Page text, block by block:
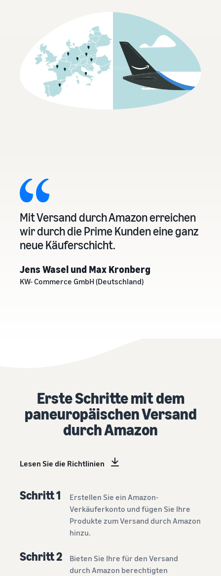
Mit Versand durch Amazon erreichen
wir durch die Prime Kunden eine ganz
neue Käuferschicht.
Jens Wasel und Max Kronberg
KW- Commerce GmbH (Deutschland)
Erste Schritte mit dem
paneuropäischen Versand
durch Amazon
Lesen Sie die Richtlinien
Schritt 1
Erstellen Sie ein Amazon-
Verkäuferkonto und fügen Sie Ihre
Produkte zum Versand durch Amazon
hinzu.
Schritt 2
Bieten Sie Ihre für den Versand
durch Amazon berechtigten